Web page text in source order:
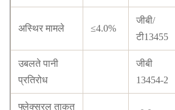
अस्थिर मामले ≤4.0%
जीबी/
टी13455
उबलते पानी
प्रतिरोध
जीबी
13454-2
फ्लेक्सुरल ताकत